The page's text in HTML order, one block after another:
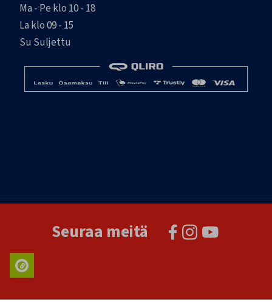
Ma - Pe klo 10 - 18
La klo 09 - 15
Su Suljettu
Seuraa meitä